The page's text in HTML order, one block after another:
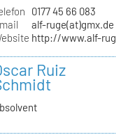
0177 45 66 083
alf-ruge(at)gmx.de
http://www.alf-
Ruiz